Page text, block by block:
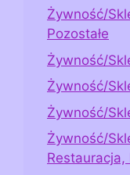
Żywność/
Pozostałe
Żywność/
Żywność/
Żywność/
Żywność/
Restauracja,